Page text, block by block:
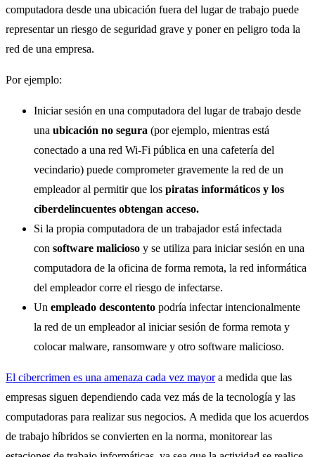
computadora desde una ubicación fuera del lugar de trabajo puede
representar un riesgo de seguridad grave y poner en peligro toda la
red de una empresa.
Por ejemplo:
Iniciar sesión en una computadora del lugar de trabajo desde
una ubicación no segura (por ejemplo, mientras está
conectado a una red Wi-Fi pública en una cafetería del
vecindario) puede comprometer gravemente la red de un
empleador al permitir que los piratas informáticos y los
ciberdelincuentes obtengan acceso.
Si la propia computadora de un trabajador está infectada
con software malicioso y se utiliza para iniciar sesión en una
computadora de la oficina de forma remota, la red informática
del empleador corre el riesgo de infectarse.
Un empleado descontento podría infectar intencionalmente
la red de un empleador al iniciar sesión de forma remota y
colocar malware, ransomware y otro software malicioso.
El cibercrimen es una amenaza cada vez mayora medida que las
empresas siguen dependiendo cada vez más de la tecnología y las
computadoras para realizar sus negocios. A medida que los acuerdos
de trabajo híbridos se convierten en la norma, monitorear las